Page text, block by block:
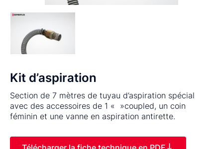
Kit d’aspiration
Section de 7 mètres de tuyau d’aspiration spécial
avec des accessoires de 1 « »coupled, un coin
féminin et une vanne en aspiration antirette.